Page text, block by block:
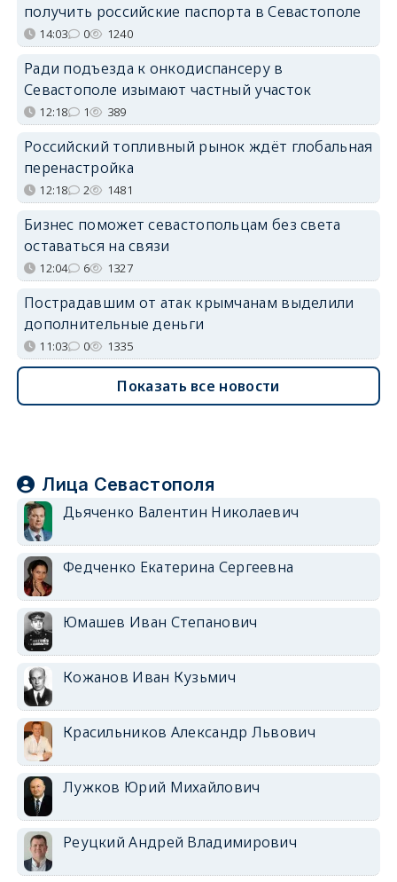
получить российские паспорта в Севастополе
14:03 0 1240
Ради подъезда к онкодиспансеру в
Севастополе изымают частный участок
12:18 1 389
Российский топливный рынок ждёт глобальная
перенастройка
12:18 2 1481
Бизнес поможет севастопольцам без света
оставаться на связи
12:04 6 1327
Пострадавшим от атак крымчанам выделили
дополнительные деньги
11:03 0 1335
Показать все новости
Лица Севастополя
Дьяченко Валентин Николаевич
Федченко Екатерина Сергеевна
Юмашев Иван Степанович
Кожанов Иван Кузьмич
Красильников Александр Львович
Лужков Юрий Михайлович
Реуцкий Андрей Владимирович